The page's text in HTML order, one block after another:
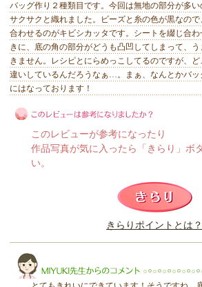
バッグ作り２種類目です。今回は無地の部分が多い
サクサクと織れました。ビーズと糸の色が黒なので
合わせるのがキビシカッタです。シートを綴じ合わ
きに、底の角の部分がどうも凸凹してしまって、う
きません。レシピとにらめっこしてるのですが、ど
違いしているんだろうなぁ…。まぁ、なんとかバッ
にはなっております！
このレビューは参考になりましたか？
このレビューが参考になったり
作品写真が気に入ったら「きらり」ボ
い。
きらりポイントとは？